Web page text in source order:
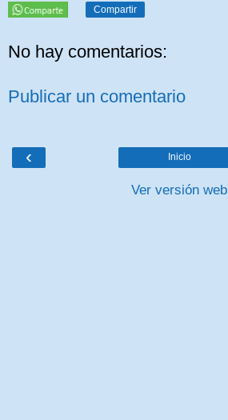
Compartir
No hay comentarios:
Publicar un comentario
‹ Inicio
Ver versión web